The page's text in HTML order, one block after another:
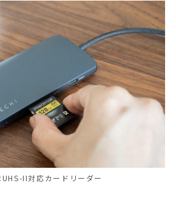
UHS-II対応カードリーダー